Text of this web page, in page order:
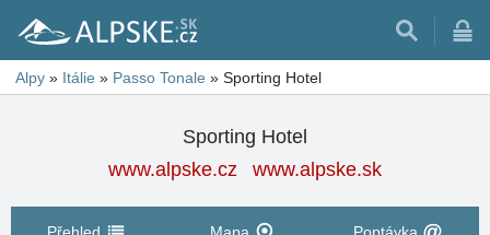
Alpy » Itálie » Passo Tonale » Sporting Hotel
Sporting Hotel
www.alpske.cz
www.alpske.sk